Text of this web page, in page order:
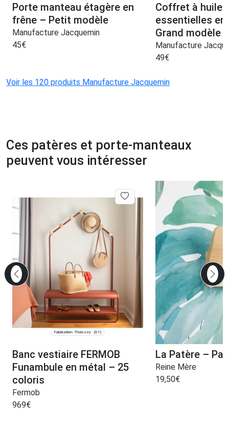
Porte manteau étagère en
frêne – Petit modèle
Manufacture Jacquemin
45€
Coffret à huiles
essentielles en
Grand modèle
Manufacture
49€
Voir les 120 produits Manufacture Jacquemin
Ces patères et porte-manteaux
peuvent vous intéresser
Fabrication: Thoissey (01)
Banc vestiaire FERMOB
Funambule en métal – 25
coloris
Fermob
969€
La Patère –
Reine Mère
19,50€